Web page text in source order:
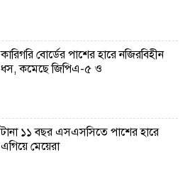
কারিগরি বোর্ডের পাশের হারে নজিরবিহীন
ধস, কমেছে জিপিএ-৫ ও
টানা ১১ বছর এসএসসিতে পাশের হারে
এগিয়ে মেয়েরা